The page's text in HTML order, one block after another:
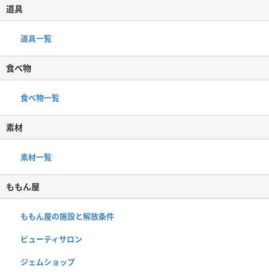
道具
道具一覧
食べ物
食べ物一覧
素材
素材一覧
ももん屋
ももん屋の施設と解放条件
ビューティサロン
ジェムショップ